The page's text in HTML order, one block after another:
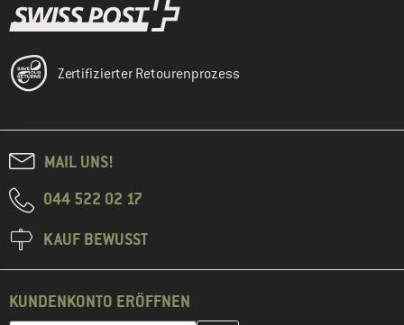
Zertifizierter Retourenprozess
MAIL UNS!
044 522 02 17
KAUF BEWUSST
KUNDENKONTO ERÖFFNEN